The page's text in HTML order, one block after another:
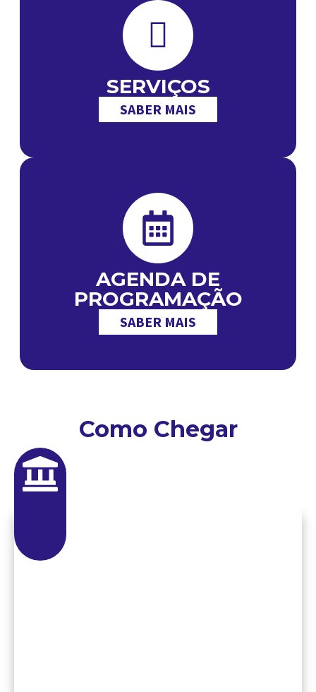
SERVIÇOS
SABER MAIS
AGENDA DE
PROGRAMAÇÃO
SABER MAIS
Como Chegar